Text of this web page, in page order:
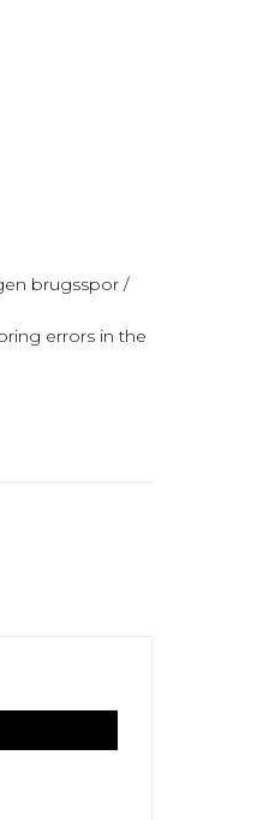
brugsspor /
errors in the